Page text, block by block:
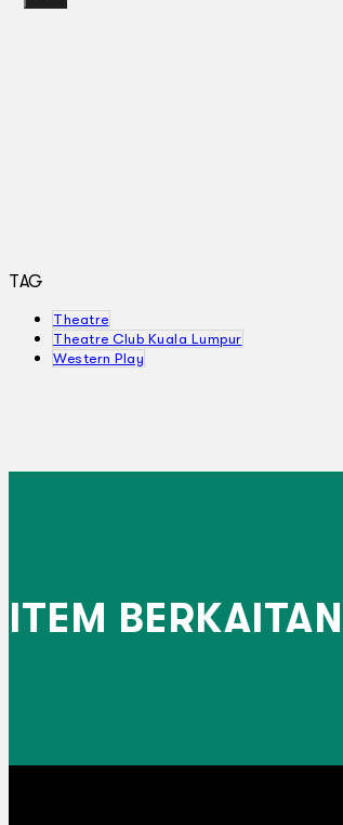
TAG
Theatre
Theatre Club Kuala Lumpur
Western Play
ITEM BERKAITAN